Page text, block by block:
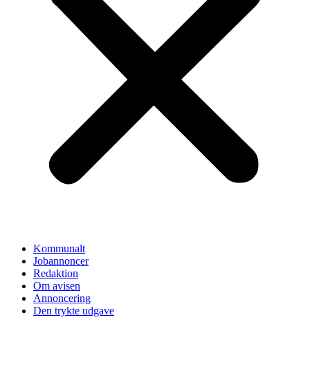
Kommunalt
Jobannoncer
Redaktion
Om avisen
Annoncering
Den trykte udgave